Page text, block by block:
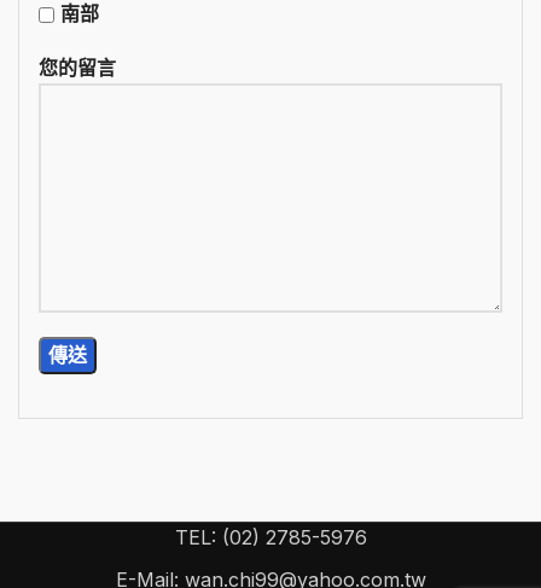
南部
您的留言
TEL: (02) 2785-5976
E-Mail: wan.chi99@yahoo.com.tw